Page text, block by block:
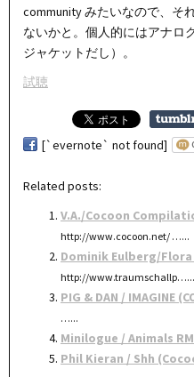
community みたいなので、そ
ないかと。個人的にはアナロ
ジャケットだし）。
試聴
[`evernote` not found]
Related posts:
V.A./Cocoon
http://www.cocoon.net/ …...
Dominik Eulberg/Flora
http://www.traumschallp…...
PIG & DAN / IMAGINE
…...
Minilogue / Animals
Phil Kieran / Shh